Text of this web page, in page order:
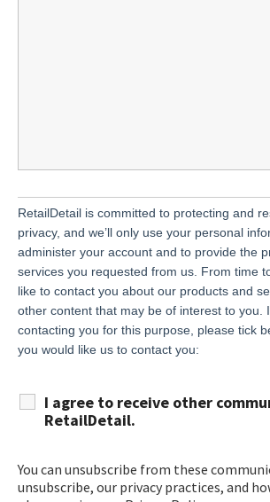
RetailDetail is committed to protecting and
privacy, and we’ll only use your personal
administer your account and to provide the
services you requested from us. From time
like to contact you about our products and
other content that may be of interest to you.
contacting you for this purpose, please tick
you would like us to contact you:
I agree to receive other
RetailDetail.
You can unsubscribe from these
unsubscribe, our privacy practices, and